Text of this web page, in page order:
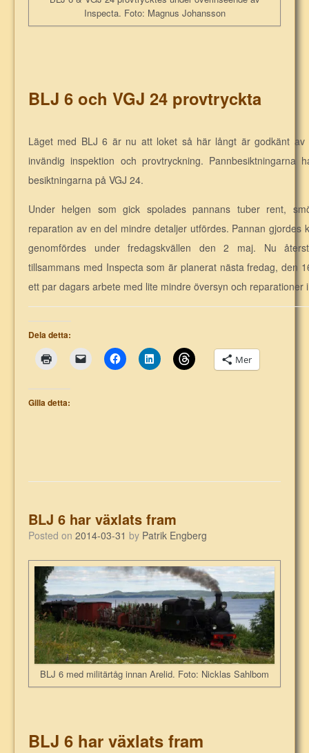
Inspecta. Foto: Magnus Johansson
BLJ 6 och VGJ 24 provtryckta
Läget med BLJ 6 är nu att loket så här långt är godkänt av
invändig inspektion och provtryckning. Pannbesiktningarna
besiktningarna på VGJ 24.
Under helgen som gick spolades pannans tuber rent,
reparation av en del mindre detaljer utfördes. Pannan gjordes
genomfördes under fredagskvällen den 2 maj. Nu
tillsammans med Inspecta som är planerat nästa fredag, den
ett par dagars arbete med lite mindre översyn och reparationer
Dela detta:
Mer
Gilla detta:
BLJ 6 har växlats fram
Posted on 2014-03-31 by Patrik Engberg
BLJ 6 med militärtåg innan Arelid. Foto: Nicklas Sahlbom
BLJ 6 har växlats fram